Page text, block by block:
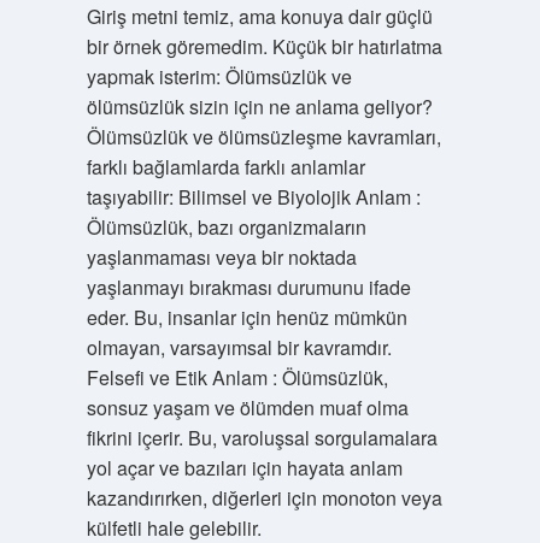
Giriş metni temiz, ama konuya dair güçlü
bir örnek göremedim. Küçük bir hatırlatma
yapmak isterim: Ölümsüzlük ve
ölümsüzlük sizin için ne anlama geliyor?
Ölümsüzlük ve ölümsüzleşme kavramları,
farklı bağlamlarda farklı anlamlar
taşıyabilir: Bilimsel ve Biyolojik Anlam :
Ölümsüzlük, bazı organizmaların
yaşlanmaması veya bir noktada
yaşlanmayı bırakması durumunu ifade
eder. Bu, insanlar için henüz mümkün
olmayan, varsayımsal bir kavramdır.
Felsefi ve Etik Anlam : Ölümsüzlük,
sonsuz yaşam ve ölümden muaf olma
fikrini içerir. Bu, varoluşsal sorgulamalara
yol açar ve bazıları için hayata anlam
kazandırırken, diğerleri için monoton veya
külfetli hale gelebilir.